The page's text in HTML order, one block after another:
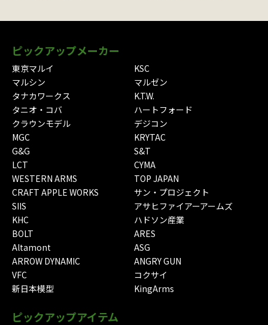
ピックアップメーカー
東京マルイ
KSC
マルシン
マルゼン
タナカワークス
K.T.W.
タニオ・コバ
ハートフォード
クラウンモデル
デジコン
MGC
KRYTAC
G&G
S&T
LCT
CYMA
WESTERN ARMS
TOP JAPAN
CRAFT APPLE WORKS
サン・プロジェクト
SIIS
アサヒファイアーアームズ
KHC
ハドソン産業
BOLT
ARES
Altamont
ASG
ARROW DYNAMIC
ANGRY GUN
VFC
コクサイ
新日本模型
KingArms
ピックアップアイテム